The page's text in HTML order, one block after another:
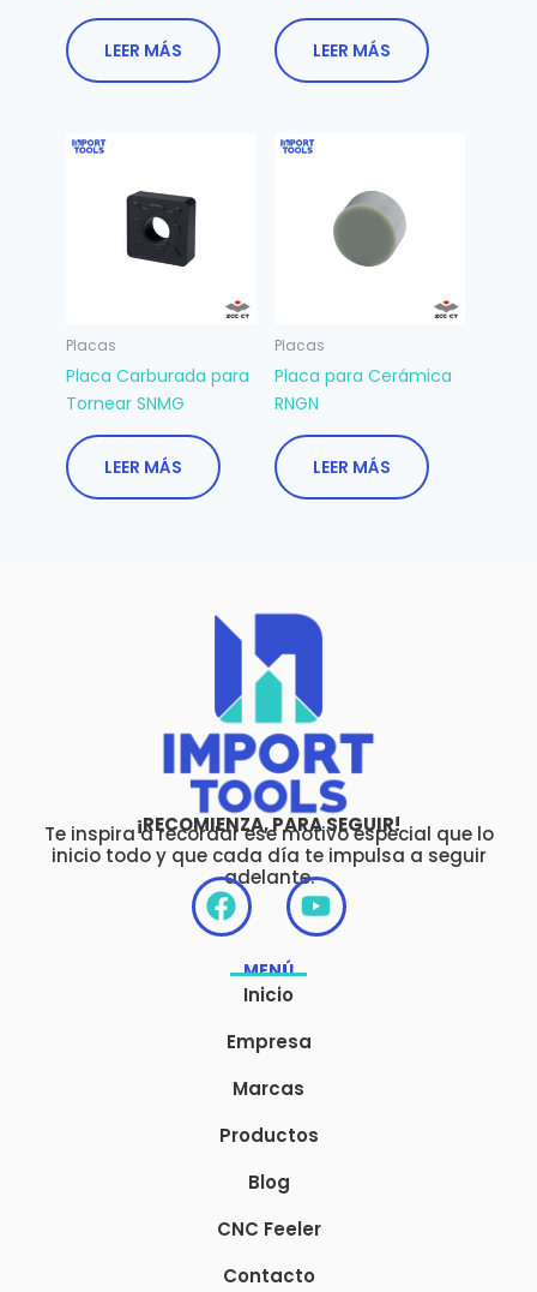
LEER MÁS LEER MÁS
Placas
Placa Carburada para
Tornear SNMG
LEER MÁS
Placas
Placa para Cerámica
RNGN
LEER MÁS
¡RECOMIENZA, PARA SEGUIR!
Te inspira a recordar ese motivo especial que lo
inicio todo y que cada día te impulsa a seguir
adelante.
F
a
c
e
o
k
Y
o
u
MENÚ
Inicio
Empresa
Marcas
Productos
Blog
CNC Feeler
Contacto